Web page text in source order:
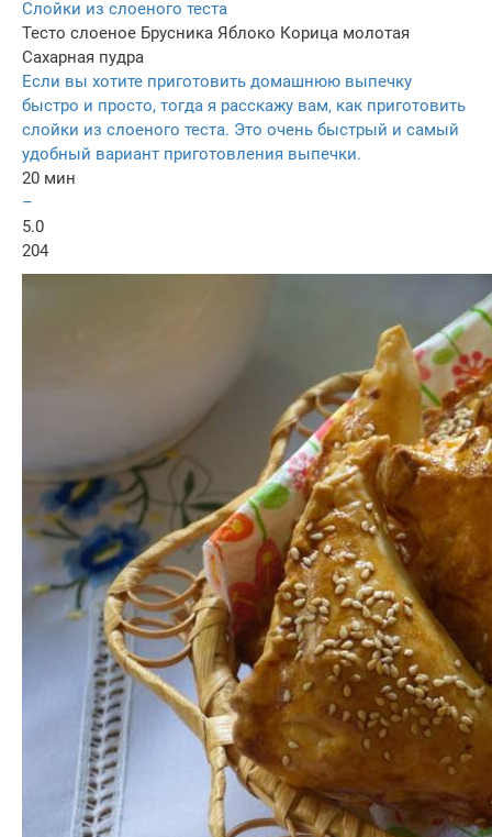
Слойки из слоеного теста
Тесто слоеное Брусника Яблоко Корица молотая
Сахарная пудра
Если вы хотите приготовить домашнюю выпечку
быстро и просто, тогда я расскажу вам, как приготовить
слойки из слоеного теста. Это очень быстрый и самый
удобный вариант приготовления выпечки.
20 мин
–
5.0
204